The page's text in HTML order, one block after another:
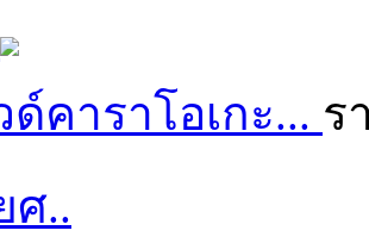
คาราโอเกะ... ร
ศ..